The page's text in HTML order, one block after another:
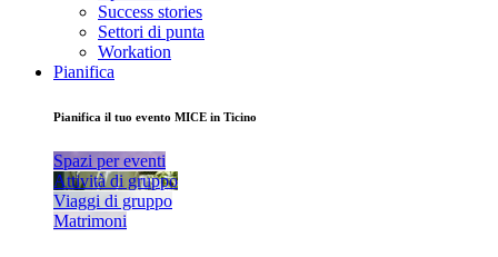
Success stories
Settori di punta
Workation
Pianifica
Pianifica il tuo evento MICE in Ticino
Spazi per eventi
Attività di gruppo
Viaggi di gruppo
Matrimoni